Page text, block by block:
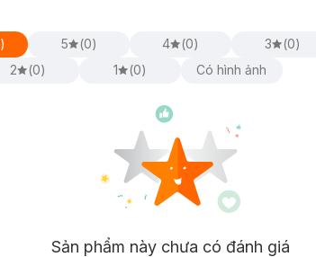
) 5 (0) 4 (0) 3 (0)
2
(0) 1 (0) Có hình ảnh
Sản phẩm này chưa có đánh giá